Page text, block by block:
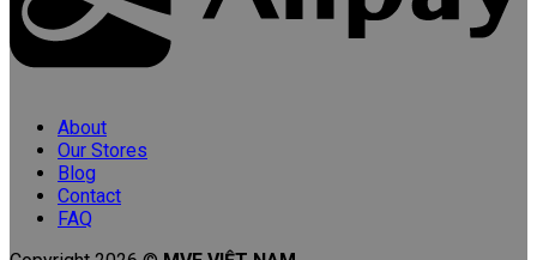
About
Our Stores
Blog
Contact
FAQ